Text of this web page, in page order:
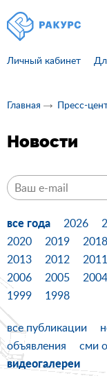
Личный кабинет
Главная Пресс-
Новости
все года 2026
2020
2019 2018
2013
2012 2011
2006
2005 2004
1999
1998
все публикации
объявления
сми
видеогалереи